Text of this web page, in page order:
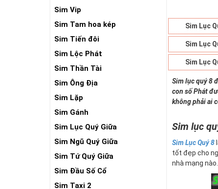
Sim Vip
Sim Tam hoa kép
Sim Tiến đôi
Sim Lộc Phát
Sim Thần Tài
Sim Ông Địa
Sim Lặp
Sim Gánh
Sim Lục Quý Giữa
Sim Ngũ Quý Giữa
Sim Tứ Quý Giữa
Sim Đầu Số Cổ
Sim Taxi 2
Sim Lục
Sim Lục
Sim Lục
Sim lục quý 8
con số Phát
không phải ai
Sim lục
Sim Lục Quý 8
tốt đẹp cho
nhà mạng